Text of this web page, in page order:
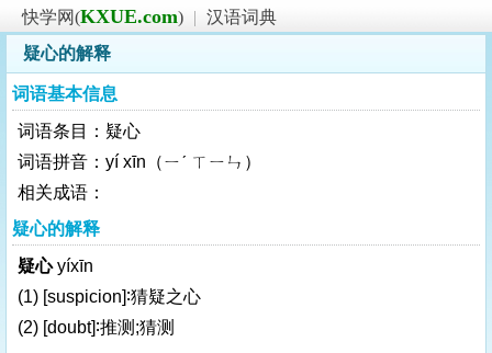
快学网(KXUE.com) | 汉语词典
疑心的解释
词语基本信息
词语条目：疑心
词语拼音：yí xīn（ㄧˊ ㄒㄧㄣ）
相关成语：
疑心的解释
疑心 yíxīn
(1) [suspicion]∶猜疑之心
(2) [doubt]∶推测;猜测